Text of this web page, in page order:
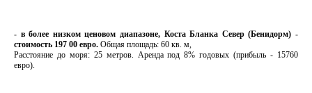
- в более низком ценовом диапазоне, Коста Бланка Север (Бенидорм) -
стоимость 197 00 евро. Общая площадь: 60 кв. м,
Расстояние до моря: 25 метров. Аренда под 8% годовых (прибыль - 15760
евро).